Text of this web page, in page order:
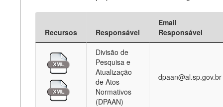
Recursos Responsável
Email
Responsável
Divisão de
Pesquisa e
Atualização
de Atos
Normativos
(DPAAN)
dpaan@al.sp.gov.br